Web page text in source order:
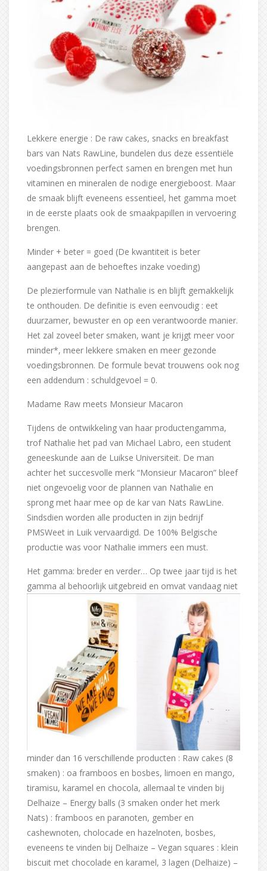
Lekkere energie : De raw cakes, snacks en breakfast
bars van Nats RawLine, bundelen dus deze essentiële
voedingsbronnen perfect samen en brengen met hun
vitaminen en mineralen de nodige energieboost. Maar
de smaak blijft eveneens essentieel, het gamma moet
in de eerste plaats ook de smaakpapillen in vervoering
brengen.
Minder + beter = goed (De kwantiteit is beter
aangepast aan de behoeftes inzake voeding)
De plezierformule van Nathalie is en blijft gemakkelijk
te onthouden. De definitie is even eenvoudig : eet
duurzamer, bewuster en op een verantwoorde manier.
Het zal zoveel beter smaken, want je krijgt meer voor
minder*, meer lekkere smaken en meer gezonde
voedingsbronnen. De formule bevat trouwens ook nog
een addendum : schuldgevoel = 0.
Madame Raw meets Monsieur Macaron
Tijdens de ontwikkeling van haar productengamma,
trof Nathalie het pad van Michael Labro, een student
geneeskunde aan de Luikse Universiteit. De man
achter het succesvolle merk “Monsieur Macaron” bleef
niet ongevoelig voor de plannen van Nathalie en
sprong met haar mee op de kar van Nats RawLine.
Sindsdien worden alle producten in zijn bedrijf
PMSWeet in Luik vervaardigd. De 100% Belgische
productie was voor Nathalie immers een must.
Het gamma: breder en verder… Op twee jaar tijd is het
gamma al behoorlijk uitgebreid en omvat vandaag niet
minder dan 16 verschillende producten : Raw cakes (8
smaken) : oa framboos en bosbes, limoen en mango,
tiramisu, karamel en chocola, allemaal te vinden bij
Delhaize – Energy balls (3 smaken onder het merk
Nats) : framboos en paranoten, gember en
cashewnoten, cholocade en hazelnoten, bosbes,
eveneens te vinden bij Delhaize – Vegan squares : klein
biscuit met chocolade en karamel, 3 lagen (Delhaize) –